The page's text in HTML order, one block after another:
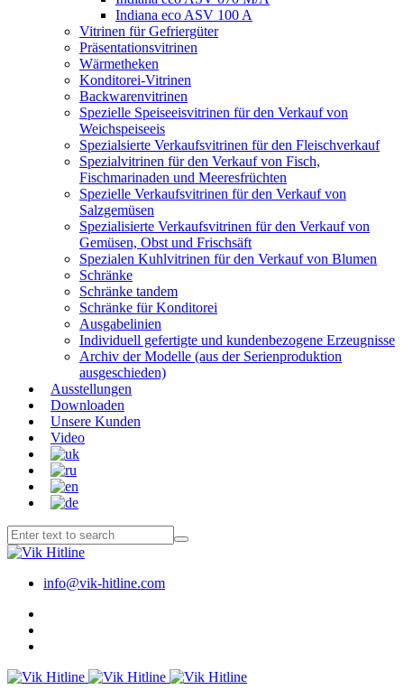
Indiana eco ASV 100 A
Vitrinen für Gefriergüter
Präsentationsvitrinen
Wärmetheken
Konditorei-Vitrinen
Backwarenvitrinen
Spezielle Speiseeisvitrinen für den Verkauf von
Weichspeiseeis
Spezialsierte Verkaufsvitrinen für den Fleischverkauf
Spezialvitrinen für den Verkauf von Fisch,
Fischmarinaden und Meeresfrüchten
Spezielle Verkaufsvitrinen für den Verkauf von
Salzgemüsen
Spezialisierte Verkaufsvitrinen für den Verkauf von
Gemüsen, Obst und Frischsäft
Spezialen Kuhlvitrinen für den Verkauf von Blumen
Schränke
Schränke tandem
Schränke für Konditorei
Ausgabelinien
Individuell gefertigte und kundenbezogene Erzeugnisse
Archiv der Modelle (aus der Serienproduktion
ausgeschieden)
Ausstellungen
Downloaden
Unsere Kunden
Video
info@vik-hitline.com